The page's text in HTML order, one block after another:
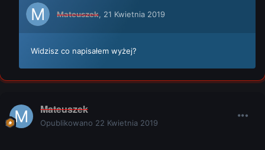
Mateuszek, 21 Kwietnia 2019
Widzisz co napisałem wyżej?
Mateuszek
Opublikowano 22 Kwietnia 2019